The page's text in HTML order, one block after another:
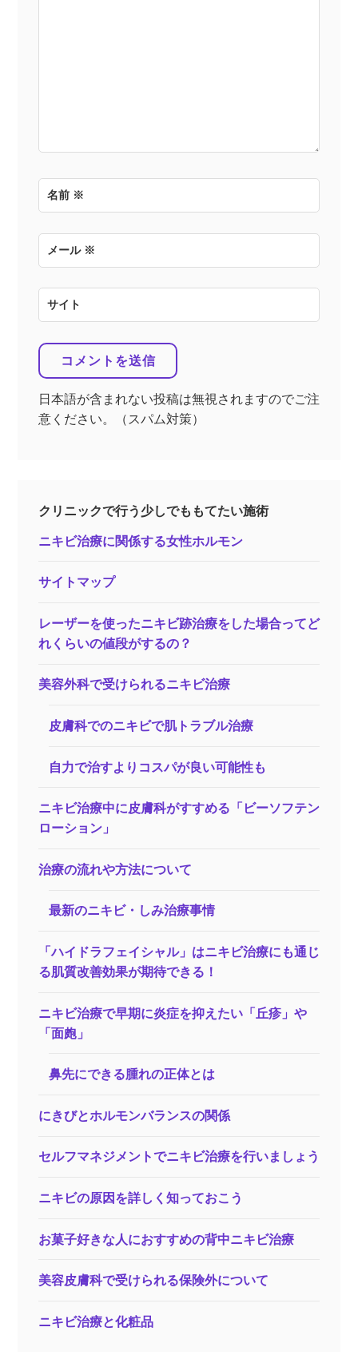
名前 ※
メール ※
サイト
日本語が含まれない投稿は無視されますのでご注
意ください。（スパム対策）
クリニックで行う少しでももてたい施術
ニキビ治療に関係する女性ホルモン
サイトマップ
レーザーを使ったニキビ跡治療をした場合ってど
れくらいの値段がするの？
美容外科で受けられるニキビ治療
皮膚科でのニキビで肌トラブル治療
自力で治すよりコスパが良い可能性も
ニキビ治療中に皮膚科がすすめる「ビーソフテン
ローション」
治療の流れや方法について
最新のニキビ・しみ治療事情
「ハイドラフェイシャル」はニキビ治療にも通じ
る肌質改善効果が期待できる！
ニキビ治療で早期に炎症を抑えたい「丘疹」や
「面皰」
鼻先にできる腫れの正体とは
にきびとホルモンバランスの関係
セルフマネジメントでニキビ治療を行いましょう
ニキビの原因を詳しく知っておこう
お菓子好きな人におすすめの背中ニキビ治療
美容皮膚科で受けられる保険外について
ニキビ治療と化粧品